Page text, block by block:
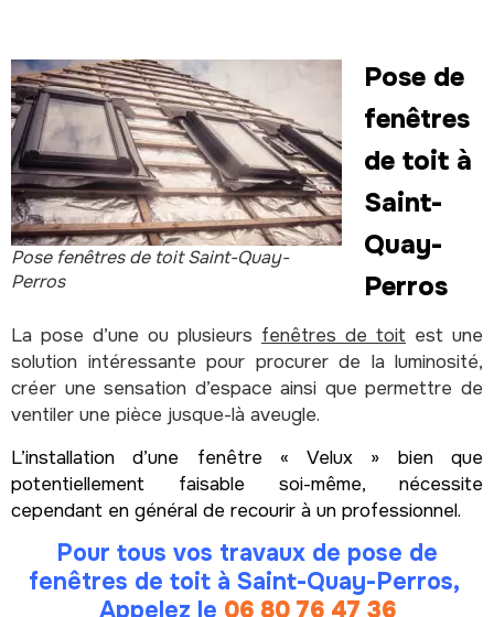
Pose fenêtres de toit Saint-Quay-
Perros
Pose de
fenêtres
de toit à
Saint-
Quay-
Perros
La pose d’une ou plusieurs fenêtres de toit est une
solution intéressante pour procurer de la luminosité,
créer une sensation d’espace ainsi que permettre de
ventiler une pièce jusque-là aveugle.
L’installation d’une fenêtre « Velux » bien que
potentiellement faisable soi-même, nécessite
cependant en général de recourir à un professionnel.
Pour tous vos travaux de pose de
fenêtres de toit à Saint-Quay-Perros,
Appelez le 06 80 76 47 36